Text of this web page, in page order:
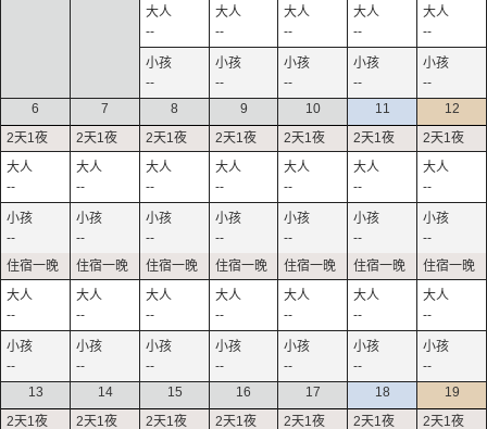
--
--
--
--
--
--
--
--
--
--
6
--
--
--
--
7
--
--
--
--
8
--
--
--
--
9
--
--
--
--
10
--
--
--
--
11
--
--
--
--
12
--
--
--
--
13
14 15 16 17 18 19